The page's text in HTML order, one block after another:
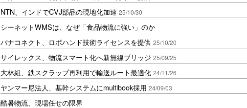
NTN、インドでCVJ部品の現地化加速 25/10/30
シーネットWMSは、なぜ「食品物流に強い」のか
パナコネクト、ロボハンド技術ライセンスを提供 25/10/20
サイレックス、物流スマート化へ新無線ブリッジ 25/09/25
大林組、鉄スクラップ再利用で輸送ルート最適化 24/11/26
ヤンマー尼法人、基幹システムにmultibook採用 24/09/03
酷暑物流、現場任せの限界